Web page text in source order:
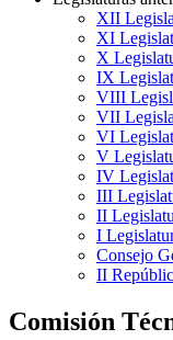
XII
XI
X
IX
VIII
VII
VI
V
IV
III
II
I
Consejo
II
Comisión